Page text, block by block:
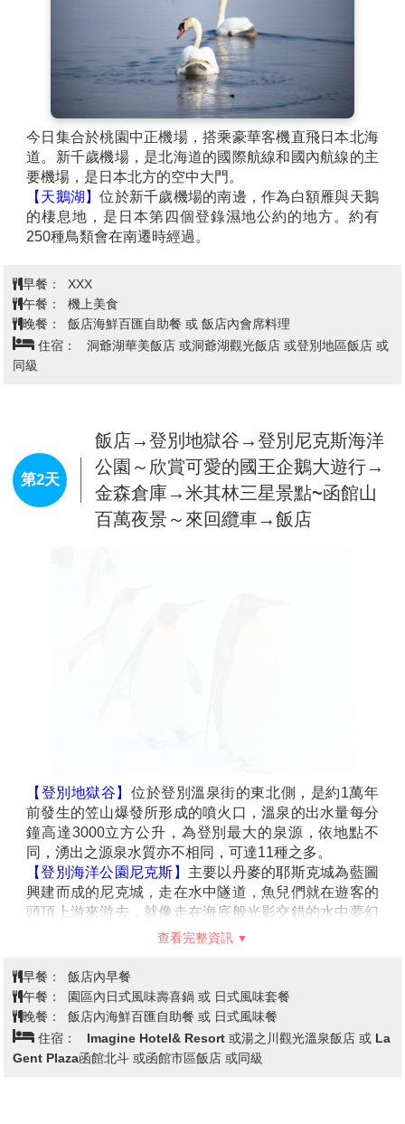
今日集合於桃園中正機場，搭乘豪華客機直飛日本北海
道。新千歲機場，是北海道的國際航線和國內航線的主
要機場，是日本北方的空中大門。
【天鵝湖】位於新千歲機場的南邊，作為白額雁與天鵝
的棲息地，是日本第四個登錄濕地公約的地方。約有
250種鳥類會在南遷時經過。
早餐：
XXX
午餐：
機上美食
晚餐：
飯店海鮮百匯自助餐 或 飯店內會席料理
住宿：
洞爺湖華美飯店 或洞爺湖觀光飯店 或登別地區飯店 或
同級
第2天
飯店→登別地獄谷→登別尼克斯海洋
公園～欣賞可愛的國王企鵝大遊行→
金森倉庫→米其林三星景點~函館山
百萬夜景～來回纜車→飯店
【登別地獄谷】 位於登別溫泉街的東北側，是約1萬年
前發生的笠山爆發所形成的噴火口，溫泉的出水量每分
鐘高達3000立方公升，為登別最大的泉源，依地點不
同，湧出之源泉水質亦不相同，可達11種之多。
【登別海洋公園尼克斯】 主要以丹麥的耶斯克城為藍圖
興建而成的尼克城，走在水中隧道，魚兒們就在遊客的
頭頂上游來游去，就像走在海底般光影交錯的水中夢幻
園，在此魚兒優雅游來游去的水中迴廊，每處都是多采
看到可愛的海豚精采的表演、國王企鵝遊行、街頭藝人
演出等。
備註：若遇到登別尼克斯海洋公園休館，則此行程改走
【登別伊達時代村】 或是 【登別熊牧場】。 (因景點定
休日不同會做調整)
查看完整資訊
早餐：
飯店內早餐
午餐：
園區內日式風味壽喜鍋 或 日式風味套餐
晚餐：
飯店內海鮮百匯自助餐 或 日式風味餐
住宿：
Imagine Hotel& Resort 或湯之川觀光溫泉飯店 或 La
Gent Plaza函館北斗 或函館市區飯店 或同級